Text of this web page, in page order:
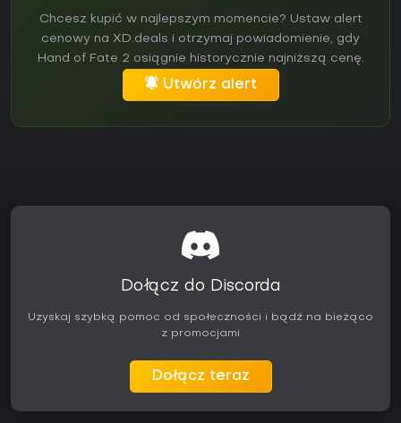
Chcesz kupić w najlepszym momencie? Ustaw alert
cenowy na XD.deals i otrzymaj powiadomienie, gdy
Hand of Fate 2 osiągnie historycznie najniższą cenę.
Utwórz alert
Dołącz do Discorda
Uzyskaj szybką pomoc od społeczności i bądź na bieżąco
z promocjami
Dołącz teraz